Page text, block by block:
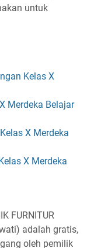
untuk
Kelas X
Merdeka Belajar
X Merdeka
X Merdeka
FURNITUR
adalah gratis,
oleh pemilik